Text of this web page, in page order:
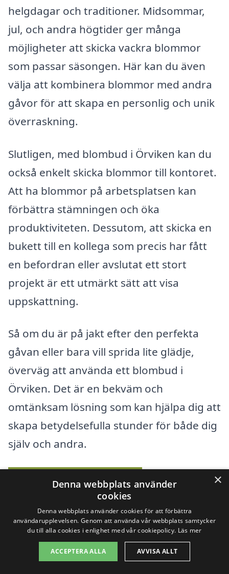
helgdagar och traditioner. Midsommar,
jul, och andra högtider ger många
möjligheter att skicka vackra blommor
som passar säsongen. Här kan du även
välja att kombinera blommor med andra
gåvor för att skapa en personlig och unik
överraskning.
Slutligen, med blombud i Örviken kan du
också enkelt skicka blommor till kontoret.
Att ha blommor på arbetsplatsen kan
förbättra stämningen och öka
produktiviteten. Dessutom, att skicka en
bukett till en kollega som precis har fått
en befordran eller avslutat ett stort
projekt är ett utmärkt sätt att visa
uppskattning.
Så om du är på jakt efter den perfekta
gåvan eller bara vill sprida lite glädje,
överväg att använda ett blombud i
Örviken. Det är en bekväm och
omtänksam lösning som kan hjälpa dig att
skapa betydelsefulla stunder för både dig
själv och andra.
Populära återförsäljare
Se urvalet av buketter
Köp blommor online –
×
Denna webbplats använder
cookies
Denna webbplats använder cookies för att förbättra
användarupplevelsen. Genom att använda vår webbplats samtycker
du till alla cookies i enlighet med vår cookiepolicy. Läs mer
ACCEPTERA ALLA AVVISA ALLT